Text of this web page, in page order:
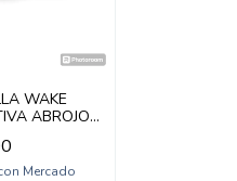
WAKE
ABROJO
22-27
Mercado